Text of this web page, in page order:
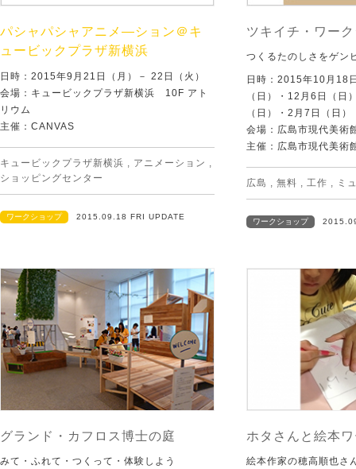
パシャパシャアニメ―ション＠キ
ュービックプラザ新横浜
日時：2015年9月21日（月）－ 22日（火）
会場：キュービックプラザ新横浜 10F アト
リウム
主催：CANVAS
キュービックプラザ新横浜 , アニメーション ,
ショッピングセンター
ワークショップ 2015.09.18 FRI UPDATE
ツキイチ・ワー
つくるたのしさをゲン
日時：2015年10月18
（日）・12月6日（日
（日）・2月7日（日
会場：広島市現代美術
主催：広島市現代美術
広島 , 無料 , 工作 , ミ
ワークショップ
グランド・カフロス博士の庭
みて・ふれて・つくって・体験しよう
ホタさんと絵本
絵本作家の穂高順也さ